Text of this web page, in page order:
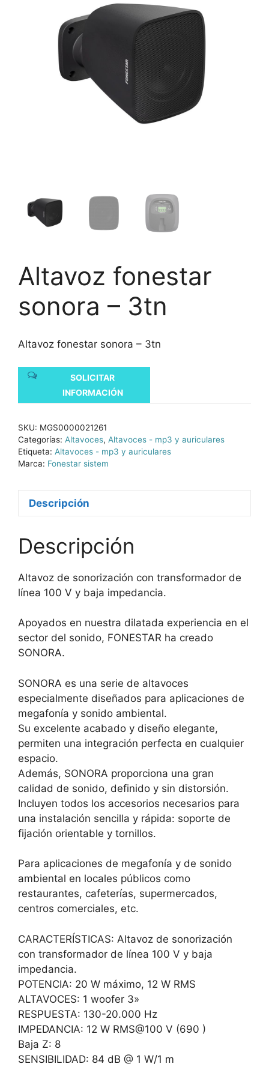
Altavoz fonestar
sonora – 3tn
Altavoz fonestar sonora – 3tn
SOLICITAR
INFORMACIÓN
SKU: MGS0000021261
Categorías: Altavoces, Altavoces - mp3 y auriculares
Etiqueta: Altavoces - mp3 y auriculares
Marca: Fonestar sistem
Descripción
Descripción
Altavoz de sonorización con transformador de
línea 100 V y baja impedancia.
Apoyados en nuestra dilatada experiencia en el
sector del sonido, FONESTAR ha creado
SONORA.
SONORA es una serie de altavoces
especialmente diseñados para aplicaciones de
megafonía y sonido ambiental.
Su excelente acabado y diseño elegante,
permiten una integración perfecta en cualquier
espacio.
Además, SONORA proporciona una gran
calidad de sonido, definido y sin distorsión.
Incluyen todos los accesorios necesarios para
una instalación sencilla y rápida: soporte de
fijación orientable y tornillos.
Para aplicaciones de megafonía y de sonido
ambiental en locales públicos como
restaurantes, cafeterías, supermercados,
centros comerciales, etc.
CARACTERÍSTICAS: Altavoz de sonorización
con transformador de línea 100 V y baja
impedancia.
POTENCIA: 20 W máximo, 12 W RMS
ALTAVOCES: 1 woofer 3»
RESPUESTA: 130-20.000 Hz
IMPEDANCIA: 12 W RMS@100 V (690 )
Baja Z: 8
SENSIBILIDAD: 84 dB @ 1 W/1 m